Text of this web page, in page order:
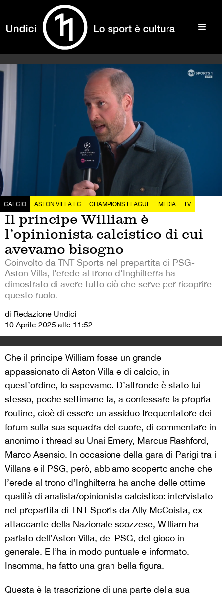
CALCIO ASTON VILLA FC CHAMPIONS LEAGUE MEDIA TV
Il principe William è
l’opinionista calcistico di cui
avevamo bisogno
Coinvolto da TNT Sports nel prepartita di PSG-
Aston Villa, l'erede al trono d'Inghilterra ha
dimostrato di avere tutto ciò che serve per ricoprire
questo ruolo.
di Redazione Undici
10 Aprile 2025 alle 11:52
Che il principe William fosse un grande
appassionato di Aston Villa e di calcio, in
quest’ordine, lo sapevamo. D’altronde è stato lui
stesso, poche settimane fa, a confessare la propria
routine, cioè di essere un assiduo frequentatore dei
forum sulla sua squadra del cuore, di commentare in
anonimo i thread su Unai Emery, Marcus Rashford,
Marco Asensio. In occasione della gara di Parigi tra i
Villans e il PSG, però, abbiamo scoperto anche che
l’erede al trono d’Inghilterra ha anche delle ottime
qualità di analista/opinionista calcistico: intervistato
nel prepartita di TNT Sports da Ally McCoista, ex
attaccante della Nazionale scozzese, William ha
parlato dell’Aston Villa, del PSG, del gioco in
generale. E l’ha in modo puntuale e informato.
Insomma, ha fatto una gran bella figura.
Questa è la trascrizione di una parte della sua